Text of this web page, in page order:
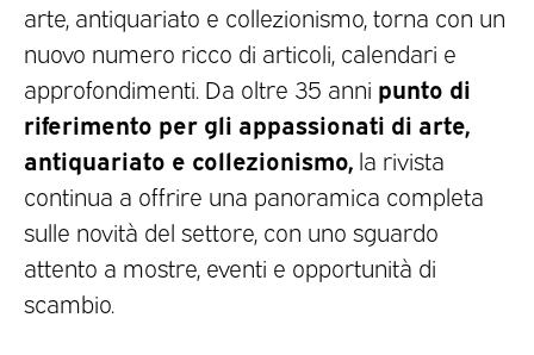
arte, antiquariato e collezionismo, torna con un
nuovo numero ricco di articoli, calendari e
approfondimenti. Da oltre 35 anni punto di
riferimento per gli appassionati di arte,
antiquariato e collezionismo, la rivista
continua a offrire una panoramica completa
sulle novità del settore, con uno sguardo
attento a mostre, eventi e opportunità di
scambio.